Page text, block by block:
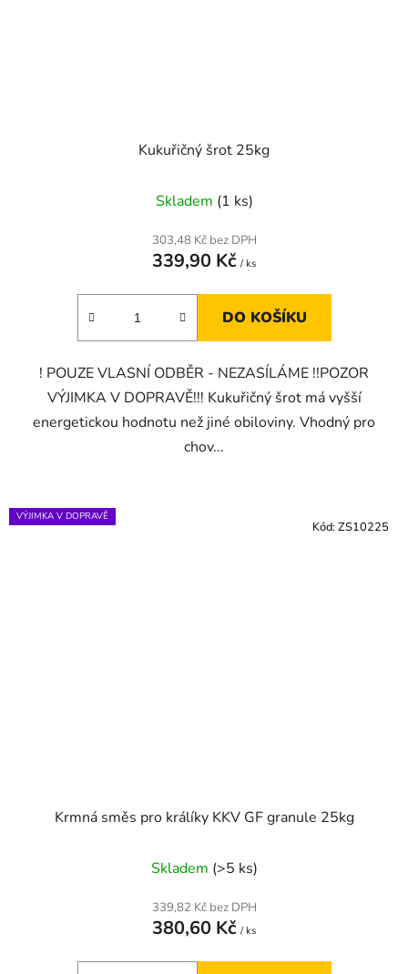
Kukuřičný šrot 25kg
Skladem (1 ks)
303,48 Kč bez DPH
339,90 Kč / ks
DO KOŠÍKU
! POUZE VLASNÍ ODBĚR - NEZASÍLÁME !!POZOR
VÝJIMKA V DOPRAVĚ!!! Kukuřičný šrot má vyšší
energetickou hodnotu než jiné obiloviny. Vhodný pro
chov...
VÝJIMKA V DOPRAVĚ
Krmná směs pro králíky KKV GF granule 25kg
Skladem (>5 ks)
339,82 Kč bez DPH
380,60 Kč / ks
Kód: ZS10225